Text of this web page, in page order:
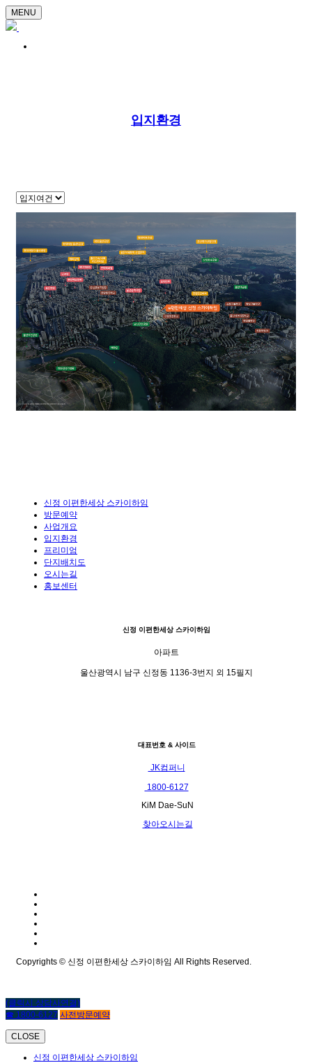
MENU
입지환경
신정 이편한세상 스카이하임
방문예약
사업개요
입지환경
프리미엄
단지배치도
오시는길
홍보센터
신정 이편한세상 스카이하임
아파트
울산광역시 남구 신정동 1136-3번지 외 15필지
대표번호 & 사이드
JK컴퍼니
1800-6127
KiM Dae-SuN
찾아오시는길
Copyrights © 신정 이편한세상 스카이하임 All Rights Reserved.
(클릭시 상담사연결)
☎ 1800-6127 사전방문예약
CLOSE
신정 이편한세상 스카이하임